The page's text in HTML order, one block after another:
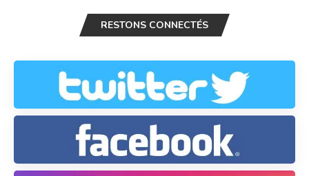
RESTONS CONNECTÉS